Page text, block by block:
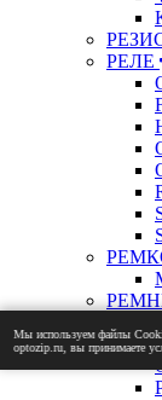
РЕЛЕ
Мы используем файлы
optozip.ru, вы принимаете